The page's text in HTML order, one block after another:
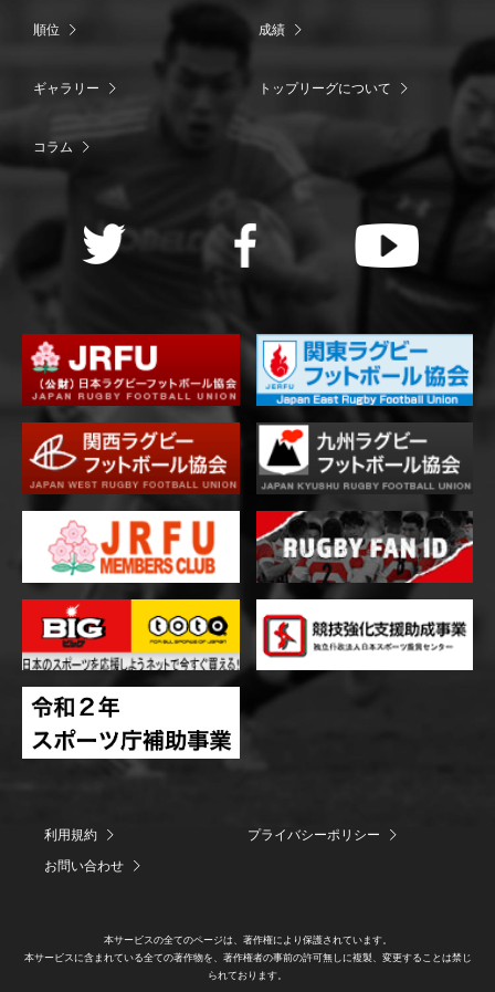
順位 成績
ギャラリー トップリーグについて
コラム
利用規約
プライバシーポリシー
お問い合わせ
本サービスの全てのページは、著作権により保護されています。
本サービスに含まれている全ての著作物を、著作権者の事前の許可無しに複製、変更することは禁じ
られております。